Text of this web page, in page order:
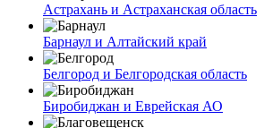
Астрахань и Астраханская область
Барнаул и Алтайский край
Белгород и Белгородская область
Биробиджан и Еврейская АО